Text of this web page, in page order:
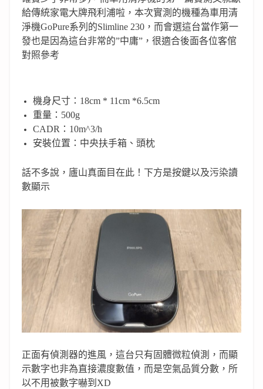
給傳統家電大牌飛利浦啦，本次實測的機種為車用清
淨機GoPure系列的Slimline 230，而會選這台當作第一
發也是因為這台非常的”中庸”，很適合後面各位客倌
對照參考
機身尺寸：18cm * 11cm *6.5cm
重量：500g
CADR：10m^3/h
安裝位置：中央扶手箱、頭枕
話不多說，廬山真面目在此！下方是按鍵以及污染讀
數顯示
正面有偵測器的進風，這台只有固體微粒偵測，而顯
示數字也非為直接濃度數值，而是空氣品質分數，所
以不用被數字嚇到XD